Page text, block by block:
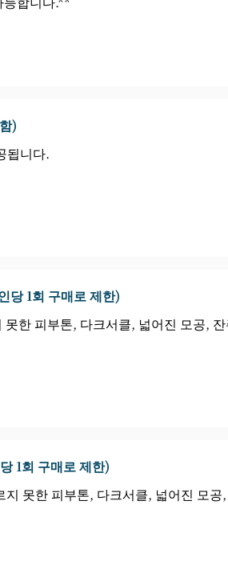
)
됩니다.
당 1회 구매로 제한)
한 피부톤, 다크서클, 넓어진 모공,
1회 구매로 제한)
못한 피부톤, 다크서클, 넓어진 모